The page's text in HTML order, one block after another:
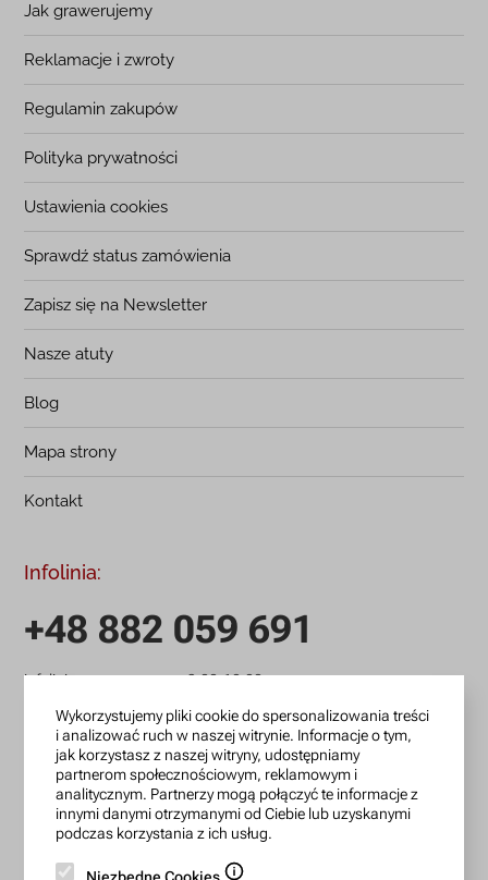
Jak grawerujemy
Reklamacje i zwroty
Regulamin zakupów
Polityka prywatności
Ustawienia cookies
Sprawdź status zamówienia
Zapisz się na Newsletter
Nasze atuty
Blog
Mapa strony
Kontakt
Infolinia:
+48 882 059 691
infolinia czynna: pn.-pt.: 9:00-18:00
zamowienia@lanotti.com
Pisząc w sprawie swojego zamówienia podaj w tytule
wiadomości numer, który otrzymałeś w potwierdzeniu.
Wykorzystujemy pliki cookie do spersonalizowania treści
i analizować ruch w naszej witrynie. Informacje o tym,
jak korzystasz z naszej witryny, udostępniamy
partnerom społecznościowym, reklamowym i
analitycznym. Partnerzy mogą połączyć te informacje z
innymi danymi otrzymanymi od Ciebie lub uzyskanymi
podczas korzystania z ich usług.